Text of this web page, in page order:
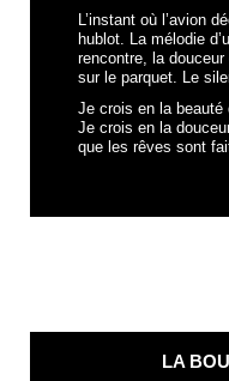
L’instant où l’avion
hublot. La mélodie
rencontre, la douceur
sur le parquet. Le
Je crois en la beauté
Je crois en la
que les rêves sont
LA